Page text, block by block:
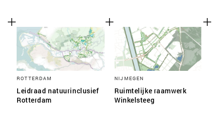
ROTTERDAM
Leidraad natuurinclusief
Rotterdam
NIJMEGEN
Ruimtelijke raamwerk
Winkelsteeg